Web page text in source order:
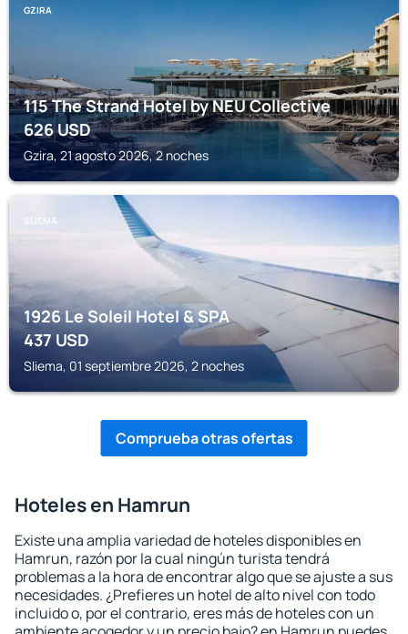
GZIRA
115 The Strand Hotel by NEU Collective
626USD
Gzira, 21 agosto 2026, 2 noches
SLIEMA
1926 Le Soleil Hotel & SPA
437USD
Sliema, 01 septiembre 2026, 2 noches
Comprueba otras ofertas
Hoteles en Hamrun
Existe una amplia variedad de hoteles disponibles en
Hamrun, razón por la cual ningún turista tendrá
problemas a la hora de encontrar algo que se ajuste a sus
necesidades. ¿Prefieres un hotel de alto nivel con todo
incluido o, por el contrario, eres más de hoteles con un